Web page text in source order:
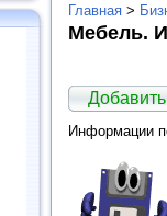
Главная >
Мебель.
Информации